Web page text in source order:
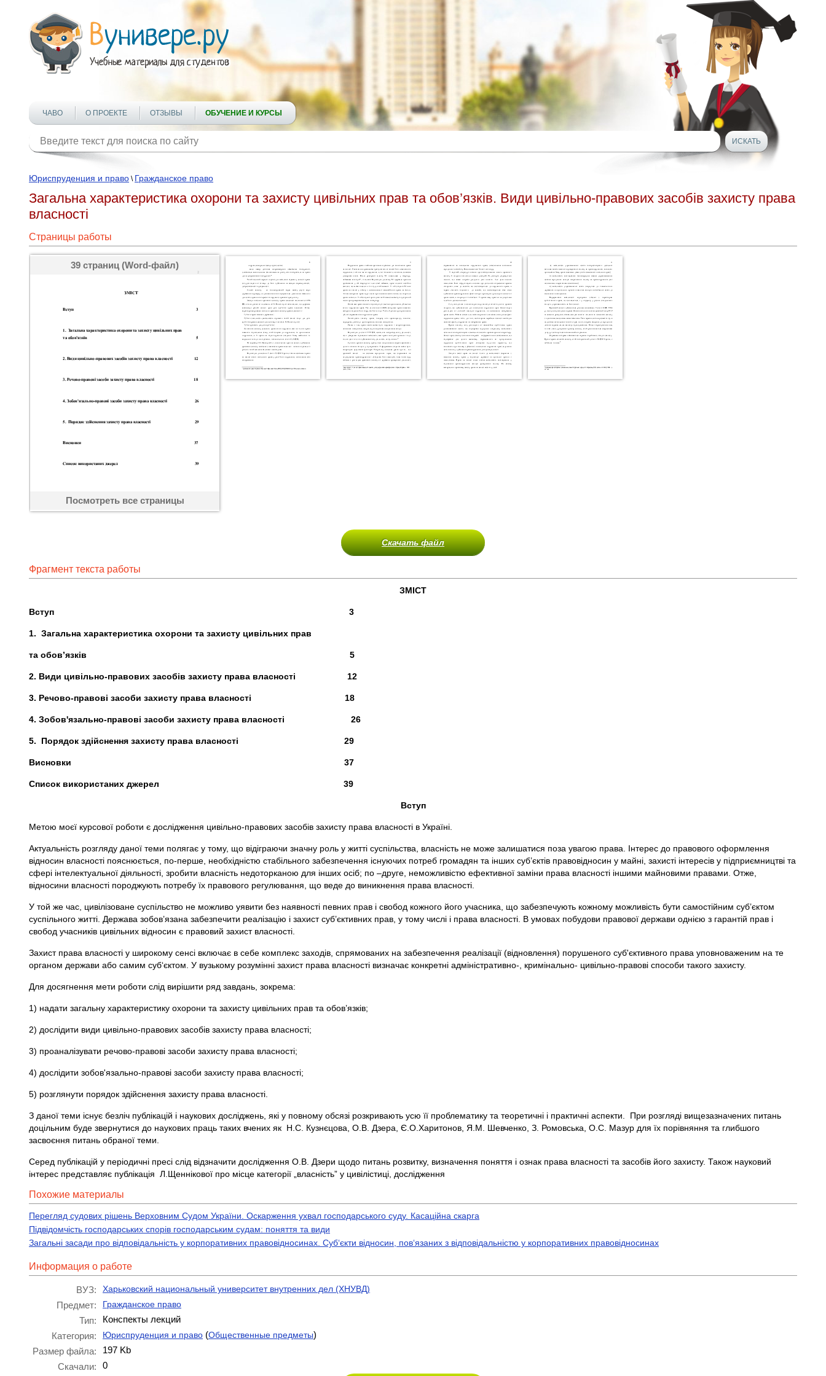
ЧАВО О ПРОЕКТЕ ОТЗЫВЫ ОБУЧЕНИЕ И КУРСЫ
Юриспруденция и право \ Гражданское право
Загальна характеристика охорони та захисту цивільних прав та обов’язків. Види цивільно-правових засобів захисту права
власності
Страницы работы
39 страниц (Word-файл)
Посмотреть все страницы
Скачать файл
Фрагмент текста работы
ЗМІСТ
Вступ 3
1. Загальна характеристика охорони та захисту цивільних прав
та обов’язків 5
2. Види цивільно-правових засобів захисту права власності 12
3. Речово-правові засоби захисту права власності 18
4. Зобов'язально-правові засоби захисту права власності 26
5. Порядок здійснення захисту права власності 29
Висновки 37
Список використаних джерел 39
Вступ
Метою моєї курсової роботи є дослідження цивільно-правових засобів захисту права власності в Україні.
Актуальність розгляду даної теми полягає у тому, що відіграючи значну роль у житті суспільства, власність не може залишатися поза увагою права. Інтерес до правового оформлення
відносин власності пояснюється, по-перше, необхідністю стабільного забезпечення існуючих потреб громадян та інших суб’єктів правовідносин у майні, захисті інтересів у підприємництві та
сфері інтелектуальної діяльності, зробити власність недоторканою для інших осіб; по –друге, неможливістю ефективної заміни права власності іншими майновими правами. Отже,
відносини власності породжують потребу їх правового регулювання, що веде до виникнення права власності.
У той же час, цивілізоване суспільство не можливо уявити без наявності певних прав і свобод кожного його учасника, що забезпечують кожному можливість бути самостійним суб’єктом
суспільного житті. Держава зобов’язана забезпечити реалізацію і захист суб’єктивних прав, у тому числі і права власності. В умовах побудови правової держави однією з гарантій прав і
свобод учасників цивільних відносин є правовий захист власності.
Захист права власності у широкому сенсі включає в себе комплекс заходів, спрямованих на забезпечення реалізації (відновлення) порушеного суб'єктивного права уповноваженим на те
органом держави або самим суб‘єктом. У вузькому розумінні захист права власності визначає конкретні адміністративно-, кримінально- цивільно-правові способи такого захисту.
Для досягнення мети роботи слід вирішити ряд завдань, зокрема:
1) надати загальну характеристику охорони та захисту цивільних прав та обов’язків;
2) дослідити види цивільно-правових засобів захисту права власності;
3) проаналізувати речово-правові засоби захисту права власності;
4) дослідити зобов'язально-правові засоби захисту права власності;
5) розглянути порядок здійснення захисту права власності.
З даної теми існує безліч публікацій і наукових досліджень, які у повному обсязі розкривають усю її проблематику та теоретичні і практичні аспекти. При розгляді вищезазначених питань
доцільним буде звернутися до наукових праць таких вчених як Н.С. Кузнєцова, О.В. Дзера, Є.О.Харитонов, Я.М. Шевченко, З. Ромовська, О.С. Мазур для їх порівняння та глибшого
засвоєння питань обраної теми.
Серед публікацій у періодичні пресі слід відзначити дослідження О.В. Дзери щодо питань розвитку, визначення поняття і ознак права власності та засобів його захисту. Також науковий
інтерес представляє публікація Л.Щеннікової про місце категорії „власність” у цивілістиці, дослідження
Похожие материалы
Перегляд судових рішень Верховним Судом України. Оскарження ухвал господарського суду. Касаційна скарга
Підвідомчість господарських спорів господарським судам: поняття та види
Загальні засади про відповідальність у корпоративних правовідносинах. Суб‘єкти відносин, пов‘язаних з відповідальністю у корпоративних правовідносинах
Информация о работе
ВУЗ: Харьковский национальный университет внутренних дел (ХНУВД)
Предмет: Гражданское право
Тип:
Конспекты лекций
Категория:
Юриспруденция и право (Общественные предметы)
Размер файла:
197 Kb
Скачали:
0